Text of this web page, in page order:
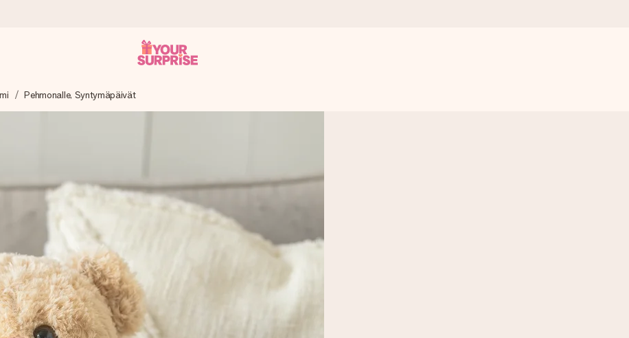
antaa sen juuri oikeaan aikaan, kun sillä on eniten
kuin ehdit sanoa “yllätys!”
Pehmonalle, Syntymäpäivät